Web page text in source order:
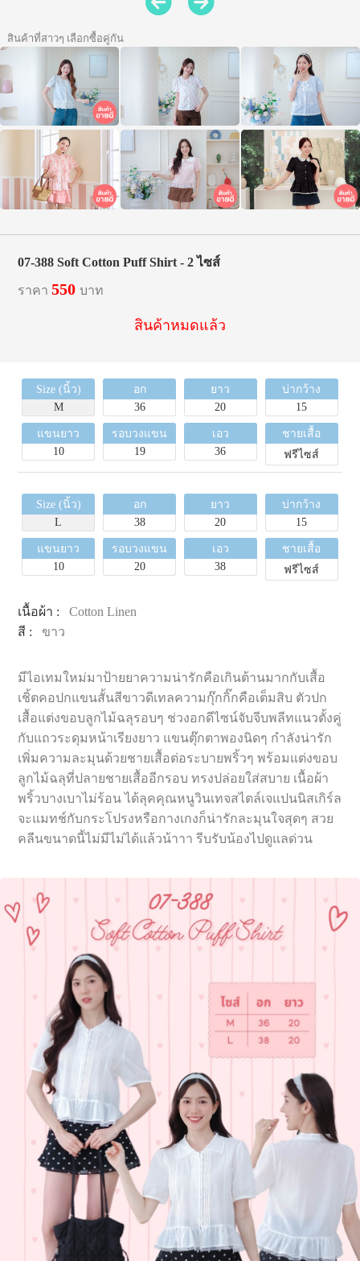
สินค้าที่สาวๆ เลือกซื้อคู่กัน
07-388 Soft Cotton Puff Shirt - 2 ไซส์
ราคา550บาท
สินค้าหมดแล้ว
Size (นิ้ว)
M
อก
36
ยาว
20
บ่ากว้าง
15
แขนยาว
10
รอบวงแขน
19
เอว
36
ชายเสื้อ
ฟรีไซส์
Size (นิ้ว)
L
อก
38
ยาว
20
บ่ากว้าง
15
แขนยาว
10
รอบวงแขน
20
เอว
38
ชายเสื้อ
ฟรีไซส์
เนื้อผ้า :Cotton Linen
สี : ขาว
มีไอเทมใหม่มาป้ายยาความน่ารักคือเกินต้านมากกับเสื้อ
เชิ้ตคอปกแขนสั้นสีขาวดีเทลความกุ๊กกิ๊กคือเต็มสิบ ตัวปก
เสื้อแต่งขอบลูกไม้ฉลุรอบๆ ช่วงอกดีไซน์จับจีบพลีทแนวตั้งคู่
กับแถวระดุมหน้าเรียงยาว แขนตุ๊กตาพองนิดๆ กำลังน่ารัก
เพิ่มความละมุนด้วยชายเสื้อต่อระบายพริ้วๆ พร้อมแต่งขอบ
ลูกไม้ฉลุที่ปลายชายเสื้ออีกรอบ ทรงปล่อยใส่สบาย เนื้อผ้า
พริ้วบางเบาไม่ร้อน ได้ลุคคุณหนูวินเทจสไตล์เจแปนนิสเกิร์ล
จะแมทช์กับกระโปรงหรือกางเกงก็น่ารักละมุนใจสุดๆ สวย
คลีนขนาดนี้ไม่มีไม่ได้แล้วน้าาา รีบรับน้องไปดูแลด่วน